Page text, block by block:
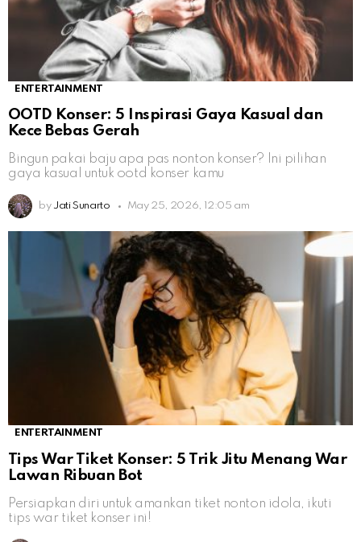
ENTERTAINMENT
OOTD Konser: 5 Inspirasi Gaya Kasual dan
Kece Bebas Gerah
Bingun pakai baju apa pas nonton konser? Ini pilihan
gaya kasual untuk ootd konser kamu
by Jati Sunarto May 25, 2026, 12:05 am
ENTERTAINMENT
Tips War Tiket Konser: 5 Trik Jitu Menang War
Lawan Ribuan Bot
Persiapkan diri untuk amankan tiket nonton idola, ikuti
tips war tiket konser ini!